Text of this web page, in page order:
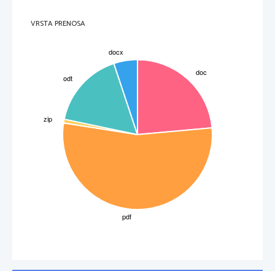
da bi se lahko boril z organizmi, ki ga ogrožajo.
mikroorganizme, pač pa napada lastna tkiva. Ta zmotni napad je lahko usmerjen proti
Limfociti: krvne celice, ki sodelujejo pri obrambi telesa
Avtoimunske bolezni: to so bolezni, ko se telo začne braniti pred lastnimi celicami
VRSTA PRENOSA